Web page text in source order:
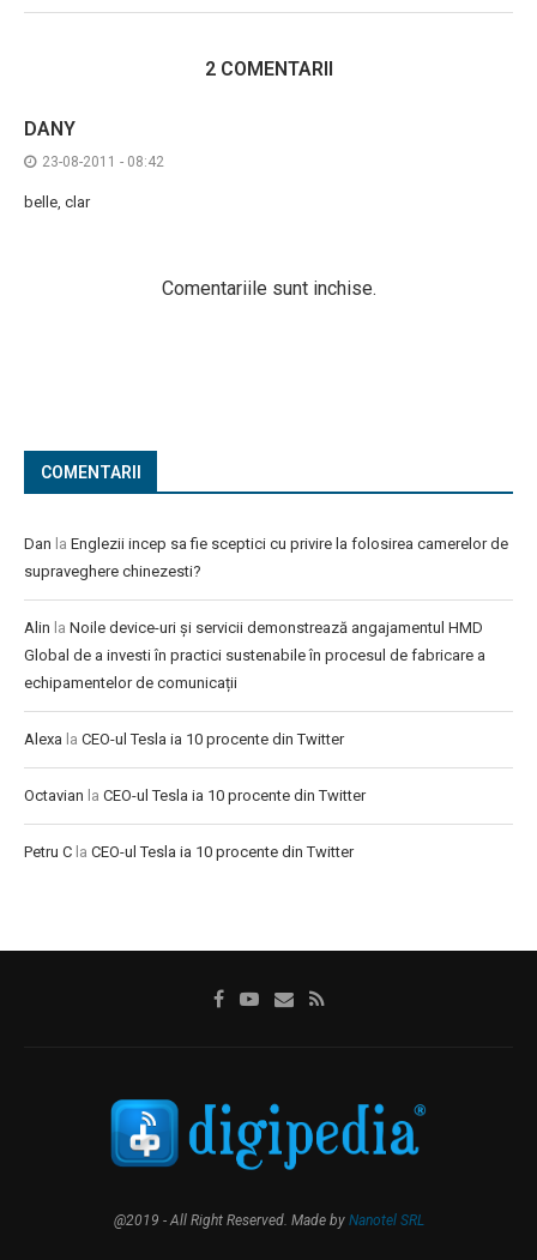
2 COMENTARII
DANY
23-08-2011 - 08:42
belle, clar
Comentariile sunt inchise.
COMENTARII
Dan la Englezii incep sa fie sceptici cu privire la folosirea camerelor de
supraveghere chinezesti?
Alin la Noile device-uri și servicii demonstrează angajamentul HMD
Global de a investi în practici sustenabile în procesul de fabricare a
echipamentelor de comunicații
Alexa la CEO-ul Tesla ia 10 procente din Twitter
Octavian la CEO-ul Tesla ia 10 procente din Twitter
Petru C la CEO-ul Tesla ia 10 procente din Twitter
@2019 - All Right Reserved. Made by Nanotel SRL